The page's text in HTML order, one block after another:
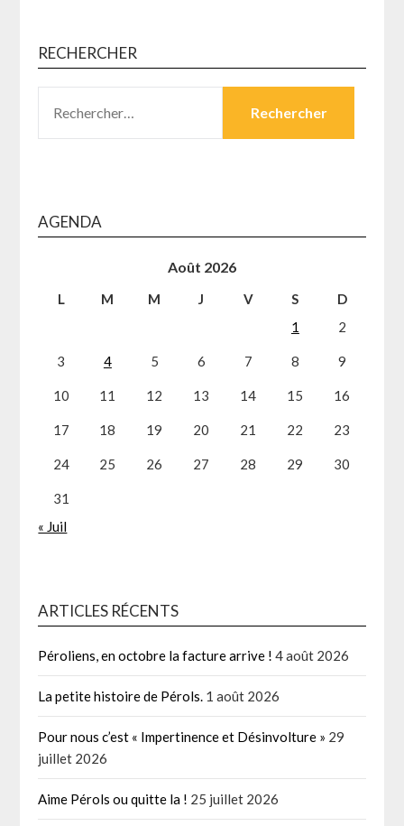
RECHERCHER
AGENDA
Août 2026
L M M J V S
D
1
2
3 4 5 6 7 8 9
10 11 12 13 14 15 16
17 18 19 20 21 22 23
24 25 26 27 28 29 30
31
« Juil
ARTICLES RÉCENTS
Péroliens, en octobre la facture arrive ! 4 août 2026
La petite histoire de Pérols. 1 août 2026
Pour nous c’est « Impertinence et Désinvolture » 29
juillet 2026
Aime Pérols ou quitte la ! 25 juillet 2026